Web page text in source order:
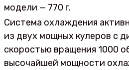
модели — 770 г.
Система охлаждения
из двух мощных кулеров с
скоростью вращения 1000
высочайшей мощности